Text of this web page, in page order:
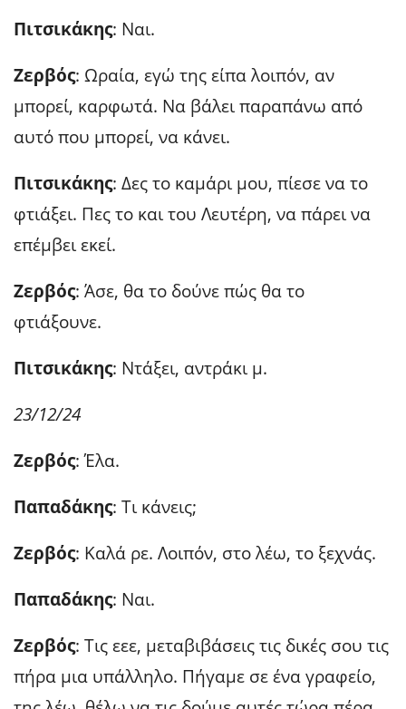
Πιτσικάκης: Ναι.
Ζερβός: Ωραία, εγώ της είπα λοιπόν, αν
μπορεί, καρφωτά. Να βάλει παραπάνω από
αυτό που μπορεί, να κάνει.
Πιτσικάκης: Δες το καμάρι μου, πίεσε να το
φτιάξει. Πες το και του Λευτέρη, να πάρει να
επέμβει εκεί.
Ζερβός: Άσε, θα το δούνε πώς θα το
φτιάξουνε.
Πιτσικάκης: Ντάξει, αντράκι μ.
23/12/24
Ζερβός: Έλα.
Παπαδάκης: Τι κάνεις;
Ζερβός: Καλά ρε. Λοιπόν, στο λέω, το ξεχνάς.
Παπαδάκης: Ναι.
Ζερβός: Τις εεε, μεταβιβάσεις τις δικές σου τις
πήρα μια υπάλληλο. Πήγαμε σε ένα γραφείο,